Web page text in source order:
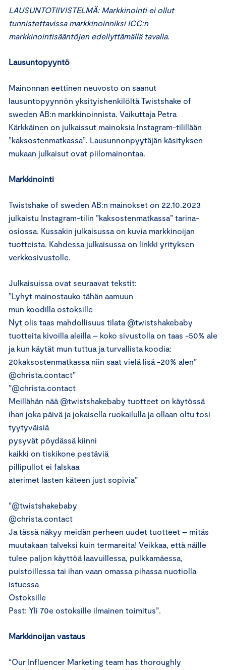
LAUSUNTOTIIVISTELMÄ: Markkinointi ei ollut
tunnistettavissa markkinoinniksi ICC:n
markkinointisääntöjen edellyttämällä tavalla.
Lausuntopyyntö
Mainonnan eettinen neuvosto on saanut
lausuntopyynnön yksityishenkilöltä Twistshake of
sweden AB:n markkinoinnista. Vaikuttaja Petra
Kärkkäinen on julkaissut mainoksia Instagram-tilillään
”kaksostenmatkassa”. Lausunnonpyytäjän käsityksen
mukaan julkaisut ovat piilomainontaa.
Markkinointi
Twistshake of sweden AB:n mainokset on 22.10.2023
julkaistu Instagram-tilin ”kaksostenmatkassa” tarina-
osiossa. Kussakin julkaisussa on kuvia markkinoijan
tuotteista. Kahdessa julkaisussa on linkki yrityksen
verkkosivustolle.
Julkaisuissa ovat seuraavat tekstit:
”Lyhyt mainostauko tähän aamuun
mun koodilla ostoksille
Nyt olis taas mahdollisuus tilata @twistshakebaby
tuotteita kivoilla aleilla – koko sivustolla on taas -50% ale
ja kun käytät mun tuttua ja turvallista koodia:
20kaksostenmatkassa niin saat vielä lisä -20% alen”
@christa.contact”
”@christa.contact
Meillähän nää @twistshakebaby tuotteet on käytössä
ihan joka päivä ja jokaisella ruokailulla ja ollaan oltu tosi
tyytyväisiä
pysyvät pöydässä kiinni
kaikki on tiskikone pestäviä
pillipullot ei falskaa
aterimet lasten käteen just sopivia”
”@twistshakebaby
@christa.contact
Ja tässä näkyy meidän perheen uudet tuotteet – mitäs
muutakaan talveksi kuin termareita! Veikkaa, että näille
tulee paljon käyttöä laavuillessa, pulkkamäessa,
puistoillessa tai ihan vaan omassa pihassa nuotiolla
istuessa
Ostoksille
Psst: Yli 70e ostoksille ilmainen toimitus”.
Markkinoijan vastaus
“Our Influencer Marketing team has thoroughly